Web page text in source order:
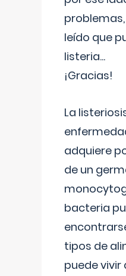
leído que
listeria...
¡Gracias!
La
adquiere
de un
bacteria
tipos de
puede vivir